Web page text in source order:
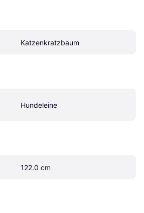
Katzenkratzbaum
Hundeleine
122.0 cm